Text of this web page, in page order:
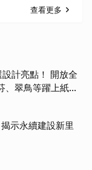
查看更多
計亮點！ 開放全
、翠鳥等躍上紙鈔
示永續建設新里